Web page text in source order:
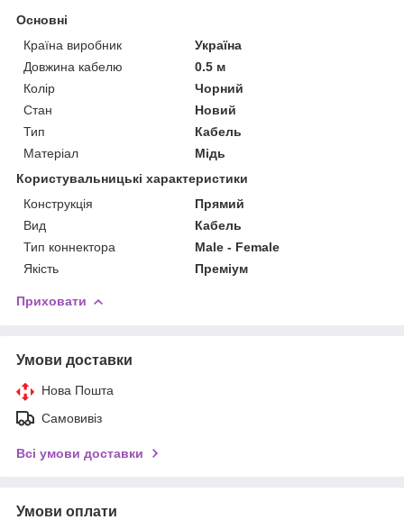
Основні
Країна виробник
Україна
Довжина кабелю
0.5 м
Колір
Чорний
Стан
Новий
Тип
Кабель
Матеріал
Мідь
Користувальницькі характеристики
Конструкція
Прямий
Вид
Кабель
Тип коннектора
Male - Female
Якість
Преміум
Приховати
Умови доставки
Нова Пошта
Самовивіз
Всі умови доставки
Умови оплати